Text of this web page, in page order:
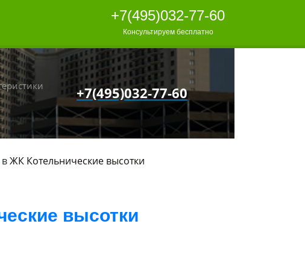
+7(495)032-77-60
Консультируем бесплатно
+7(495)032-77-60
ЖК Котельнические высотки
высотки